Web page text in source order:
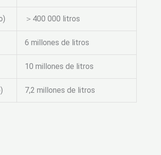
＞400 000 litros
6 millones de litros
10 millones de litros
7,2 millones de litros